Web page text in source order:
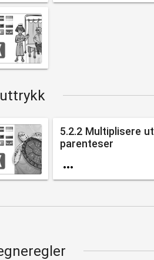
5.2.2 Multiplisere ut
parenteser
